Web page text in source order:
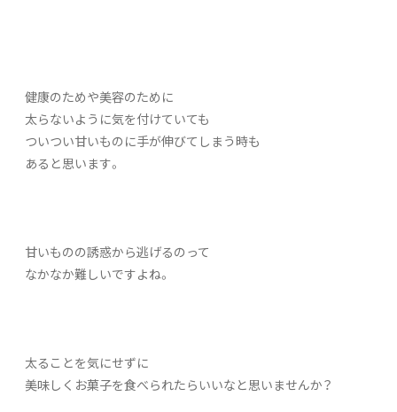
健康のためや美容のために
太らないように気を付けていても
ついつい甘いものに手が伸びてしまう時も
あると思います。
甘いものの誘惑から逃げるのって
なかなか難しいですよね。
太ることを気にせずに
美味しくお菓子を食べられたらいいなと思いませんか？